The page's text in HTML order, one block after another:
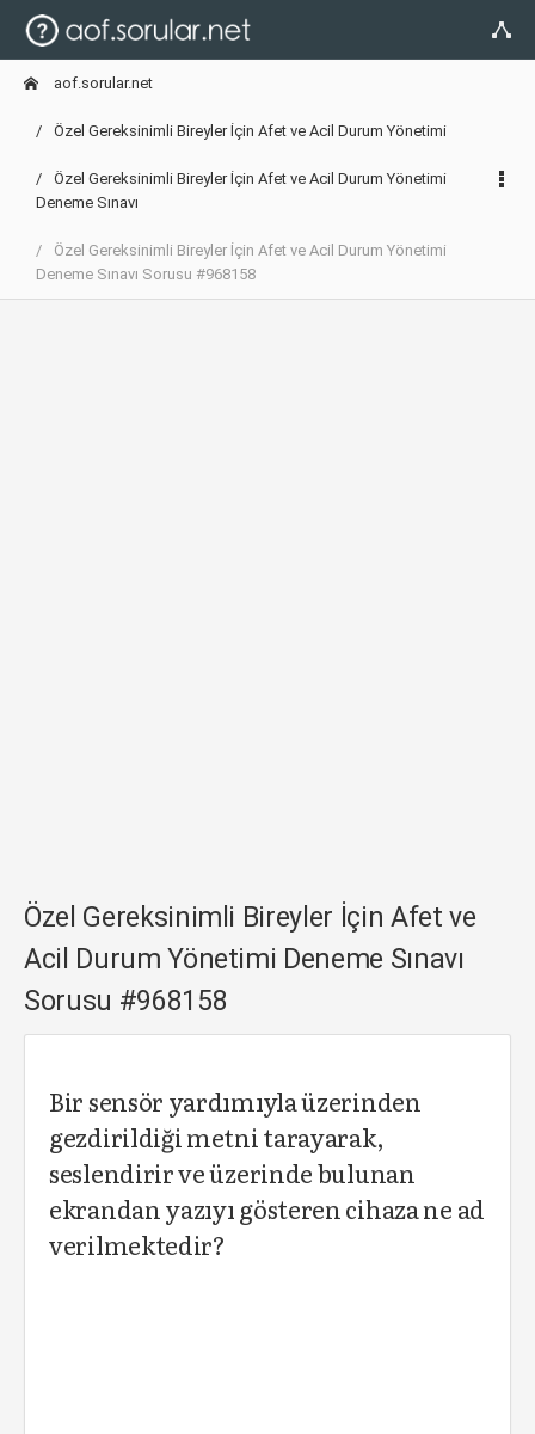
aof.sorular.net
Özel Gereksinimli Bireyler İçin Afet ve Acil Durum Yönetimi
Özel Gereksinimli Bireyler İçin Afet ve Acil Durum Yönetimi
Deneme Sınavı
Özel Gereksinimli Bireyler İçin Afet ve Acil Durum Yönetimi
Deneme Sınavı Sorusu #968158
Özel Gereksinimli Bireyler İçin Afet ve
Acil Durum Yönetimi Deneme Sınavı
Sorusu #968158
Bir sensör yardımıyla üzerinden
gezdirildiği metni tarayarak,
seslendirir ve üzerinde bulunan
ekrandan yazıyı gösteren cihaza ne ad
verilmektedir?